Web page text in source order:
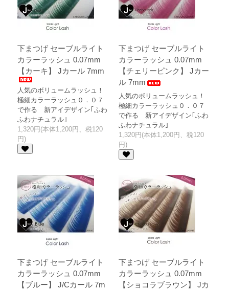
下まつげ セーブルライト
カラーラッシュ 0.07mm
【カーキ】 Jカール 7mm
人気のボリュームラッシュ！
極細カラーラッシュ０．０７
で作る 新アイデザイン｢ふわ
ふわナチュラル｣
1,320円(本体1,200円、税120
円)
下まつげ セーブルライト
カラーラッシュ 0.07mm
【チェリーピンク】 Jカー
ル 7mm
人気のボリュームラッシュ！
極細カラーラッシュ０．０７
で作る 新アイデザイン｢ふわ
ふわナチュラル｣
1,320円(本体1,200円、税120
円)
下まつげ セーブルライト
カラーラッシュ 0.07mm
【ブルー】 J/Cカール 7m
下まつげ セーブルライト
カラーラッシュ 0.07mm
【ショコラブラウン】 Jカ